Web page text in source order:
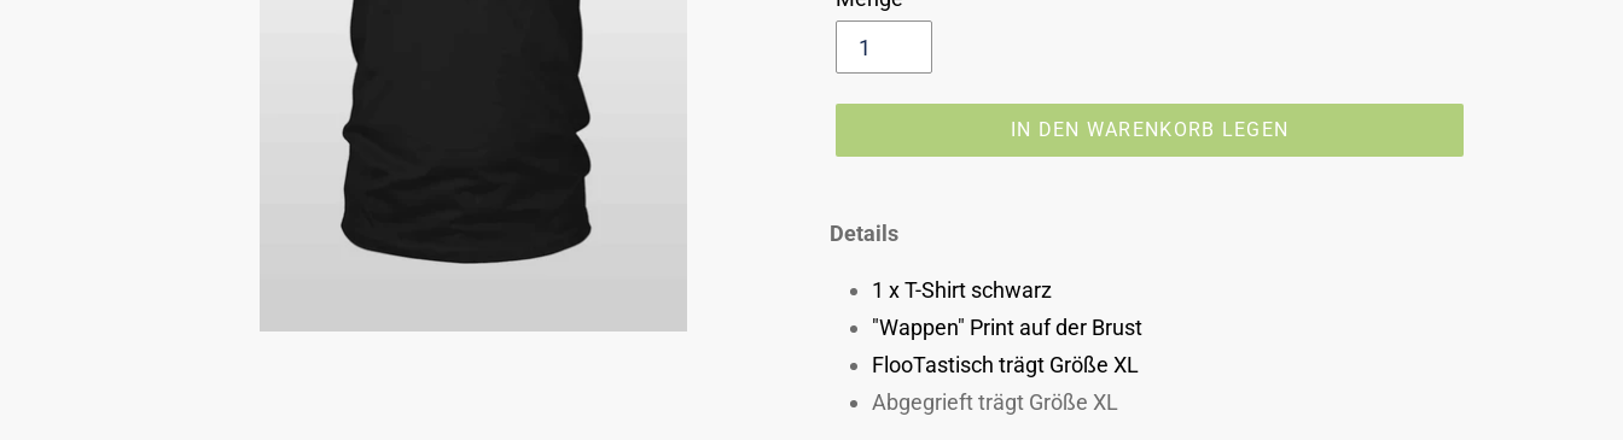
IN DEN WARENKORB LEGEN
wird
Warenkorb
hinzugefügt
Details
1 x T-Shirt schwarz
"Wappen" Print auf der Brust
FlooTastisch trägt Größe XL
Abgegrieft trägt Größe XL